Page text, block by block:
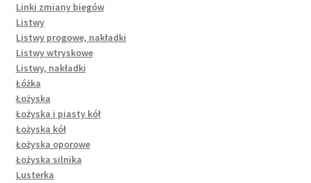
Linki zmiany biegów
Listwy
Listwy progowe, nakładki
Listwy wtryskowe
Listwy, nakładki
Łóżka
Łożyska
Łożyska i piasty kół
Łożyska kół
Łożyska oporowe
Łożyska silnika
Lusterka